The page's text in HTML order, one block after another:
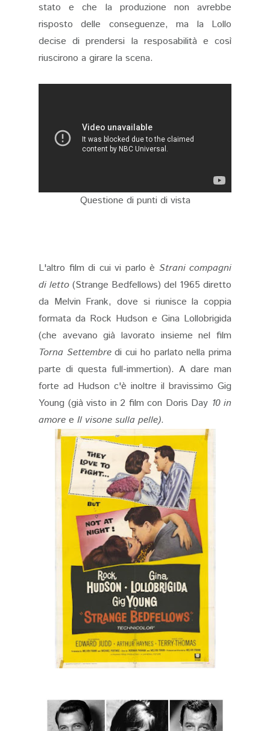
stato e che la produzione non avrebbe
risposto delle conseguenze, ma la Lollo
decise di prendersi la resposabilità e così
riuscirono a girare la scena.
Questione di punti di vista
L'altro film di cui vi parlo è Strani compagni
di letto (Strange Bedfellows) del 1965 diretto
da Melvin Frank, dove si riunisce la coppia
formata da Rock Hudson e Gina Lollobrigida
(che avevano già lavorato insieme nel film
Torna Settembredi cui ho parlato nella prima
parte di questa full-immertion). A dare man
forte ad Hudson c'è inoltre il bravissimo Gig
Young (già visto in 2 film con Doris Day 10 in
amore e Il visone sulla pelle).